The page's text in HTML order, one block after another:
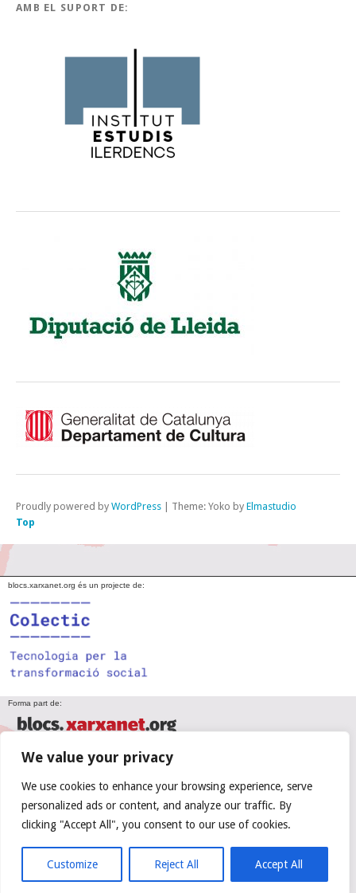
We value your privacy
We use cookies to enhance your browsing experience, serve
personalized ads or content, and analyze our traffic. By
clicking "Accept All", you consent to our use of cookies.
Customize Reject All Accept All
AMB EL SUPORT DE:
Proudly powered by WordPress Theme: Yoko by Elmastudio
Top
blocs.xarxanet.org és un projecte de:
Forma part de:
Amb el suport de: